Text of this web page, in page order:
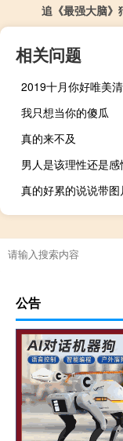
追《最强大脑》
相关问题
我只想当你的傻瓜
真的来不及
男人是该理性还是感
公告